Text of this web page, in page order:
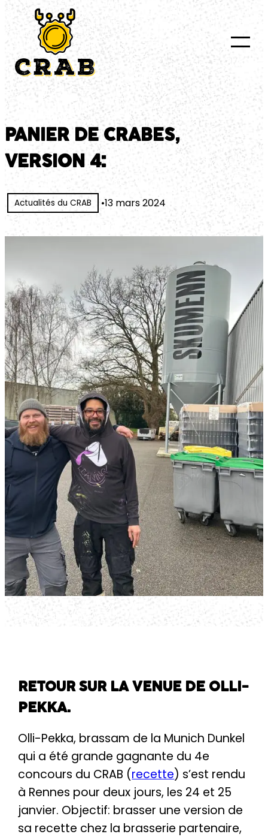
au
contenu
PANIER DE CRABES,
VERSION 4:
Actualités du CRAB •13 mars 2024
RETOUR SUR LA VENUE DE OLLI-
PEKKA.
Olli-Pekka, brassam de la Munich Dunkel
qui a été grande gagnante du 4e
concours du CRAB (recette) s’est rendu
à Rennes pour deux jours, les 24 et 25
janvier. Objectif: brasser une version de
sa recette chez la brasserie partenaire,